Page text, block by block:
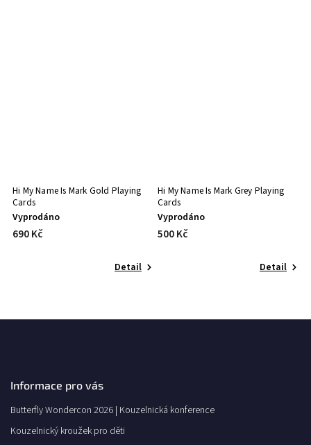
Hi My Name Is Mark Gold Playing
Cards
Vyprodáno
690 Kč
Detail
Hi My Name Is Mark Grey Playing
Cards
Vyprodáno
500 Kč
Detail
Informace pro vás
Butterfly Wondercon 2026 | Kouzelnická konference
Kouzelnický kroužek pro děti